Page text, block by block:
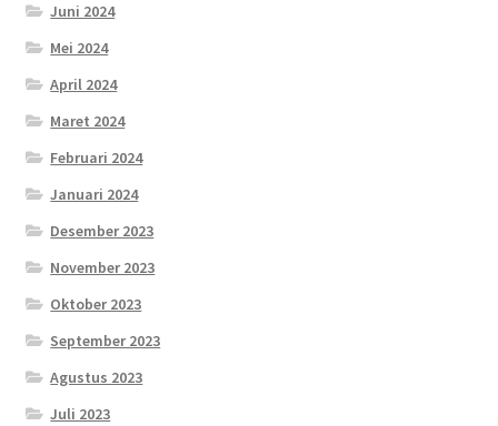
Juni 2024
Mei 2024
April 2024
Maret 2024
Februari 2024
Januari 2024
Desember 2023
November 2023
Oktober 2023
September 2023
Agustus 2023
Juli 2023